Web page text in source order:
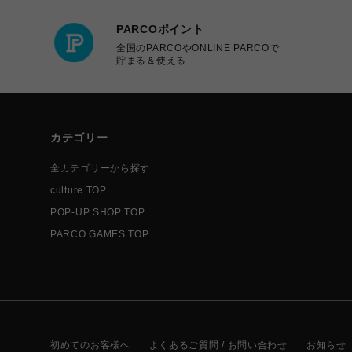
PARCOポイント
全国のPARCOやONLINE PARCOで
貯まる＆使える
カテゴリー
全カテゴリーから探す
culture TOP
POP-UP SHOP TOP
PARCO GAMES TOP
初めてのお客様へ よくあるご質問 / お問い合わせ お知らせ